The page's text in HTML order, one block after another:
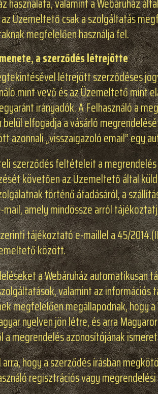
használata, valamint a Webáruház
Üzemeltető csak a szolgáltatás
megfelelően használja fel.
a szerződés létrejötte
létrejött szerződéses
mint vevő és az Üzemeltető mint
irányadók. A Felhasználó a
belül elfogadja a vásárló
azonnali „visszaigazoló email” egy
szerződés feltételeit a
követően az Üzemeltető által
történő átadásáról, a
amely mindössze arról
tájékoztató e-maillel a 45/
között.
a Webáruház automatikusan
valamint az információs
megfelelően megállapodnak, hogy
nyelven jön létre, és arra
a megrendelés azonosítójának
hogy a szerződés írásban
regisztrációs vagy